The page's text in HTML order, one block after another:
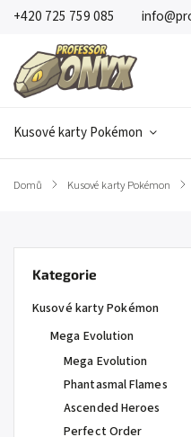
+420 725 759 085
Kusové karty Pokémon
Domů / Kusové karty Pokémon /
Kategorie
Kusové karty Pokémon
Mega Evolution
Mega Evolution
Phantasmal Flames
Ascended Heroes
Perfect Order